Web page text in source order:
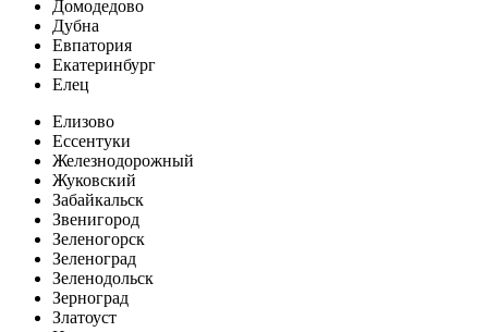
Домодедово
Дубна
Евпатория
Екатеринбург
Елец
Елизово
Ессентуки
Железнодорожный
Жуковский
Забайкальск
Звенигород
Зеленогорск
Зеленоград
Зеленодольск
Зерноград
Златоуст